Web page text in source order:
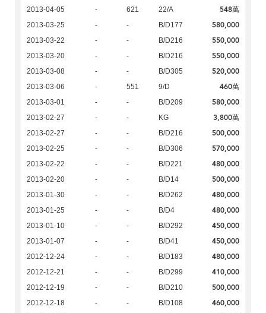
2013-04-05 - 621 22/A 548萬
2013-03-25 - - B/D177 580,000
2013-03-22 - - B/D216 550,000
2013-03-20 - - B/D216 550,000
2013-03-08 - - B/D305 520,000
2013-03-06 - 551 9/D 460萬
2013-03-01 - - B/D209 580,000
2013-02-27 - - KG 3,800萬
2013-02-27 - - B/D216 500,000
2013-02-25 - - B/D306 570,000
2013-02-22 - - B/D221 480,000
2013-02-20 - - B/D14 500,000
2013-01-30 - - B/D262 480,000
2013-01-25 - - B/D4 480,000
2013-01-10 - - B/D292 450,000
2013-01-07 - - B/D41 450,000
2012-12-24 - - B/D183 480,000
2012-12-21 - - B/D299 410,000
2012-12-19 - - B/D210 500,000
2012-12-18 - - B/D108 460,000